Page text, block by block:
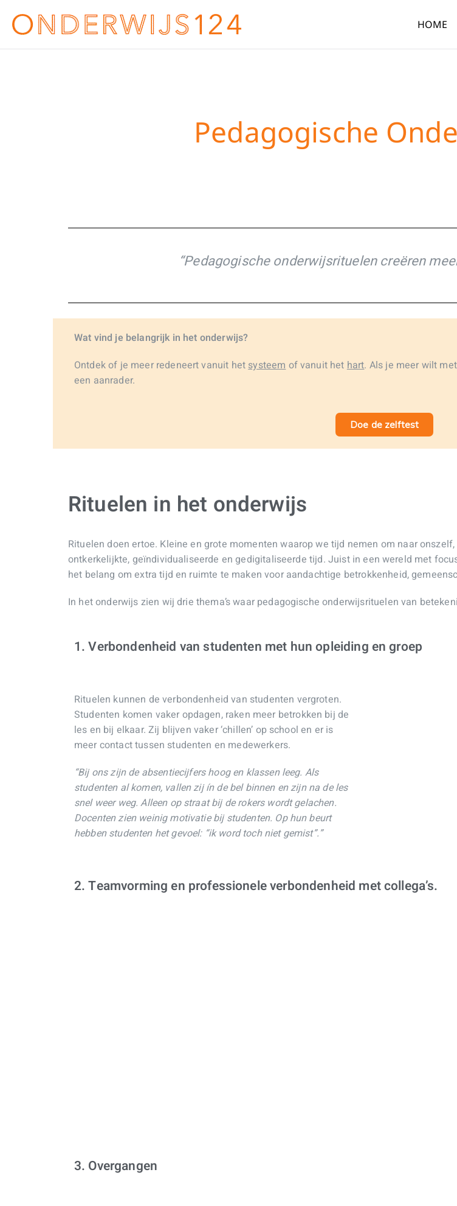
HOME
Pedagogische
“Pedagogische onderwijsrituelen creëren
Wat vind je belangrijk in het onderwijs?
Ontdek of je meer redeneert vanuit hetsysteemof vanuit hethart. Als je meer wilt
een aanrader.
Doe de zelftest
Rituelen in het onderwijs
Rituelen doen ertoe. Kleine en grote momenten waarop we tijd nemen om naar
ontkerkelijkte, geïndividualiseerde en gedigitaliseerde tijd. Juist in een wereld met
het belang om extra tijd en ruimte te maken voor aandachtige betrokkenheid,
In het onderwijs zien wij drie thema’s waar pedagogische onderwijsrituelen van
1. Verbondenheid van studenten met hun opleiding en groep
Rituelen kunnen de verbondenheid van studenten vergroten.
Studenten komen vaker opdagen, raken meer betrokken bij de
les en bij elkaar. Zij blijven vaker ‘chillen’ op school en er is
meer contact tussen studenten en medewerkers.
“Bij ons zijn de absentiecijfers hoog en klassen leeg. Als
studenten al komen, vallen zij ín de bel binnen en zijn na de les
snel weer weg. Alleen op straat bij de rokers wordt gelachen.
Docenten zien weinig motivatie bij studenten. Op hun beurt
hebben studenten het gevoel: “ik word toch niet gemist”.”
2. Teamvorming en professionele verbondenheid met collega’s.
3. Overgangen